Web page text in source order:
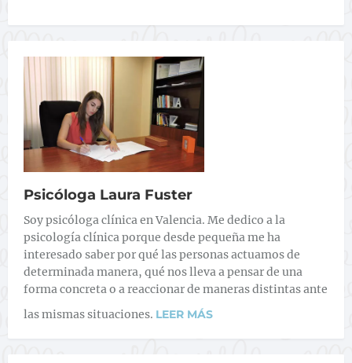
Psicóloga Laura Fuster
Soy psicóloga clínica en Valencia. Me dedico a la
psicología clínica porque desde pequeña me ha
interesado saber por qué las personas actuamos de
determinada manera, qué nos lleva a pensar de una
forma concreta o a reaccionar de maneras distintas ante
las mismas situaciones. LEER MÁS